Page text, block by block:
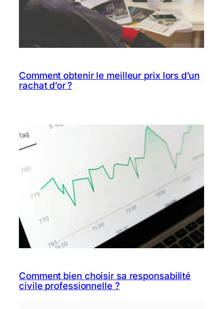
Comment obtenir le meilleur prix lors d’un
rachat d’or ?
Comment bien choisir sa responsabilité
civile professionnelle ?